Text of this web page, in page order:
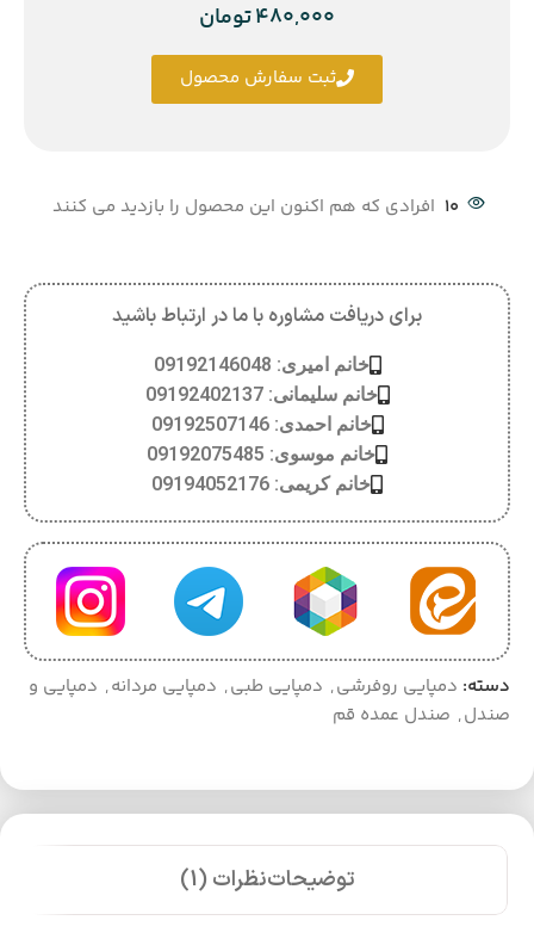
10 افرادی که هم اکنون این محصول را بازدید می کنند
برای دریافت مشاوره با ما در ارتباط باشید
خانم امیری: 09192146048
خانم سلیمانی: 09192402137
خانم احمدی: 09192507146
خانم موسوی: 09192075485
خانم کریمی: 09194052176
دسته: دمپایی روفرشی, دمپایی طبی, دمپایی مردانه, دمپایی و
صندل, صندل عمده قم
480,000تومان
ثبت سفارش محصول
توضیحاتنظرات (1)